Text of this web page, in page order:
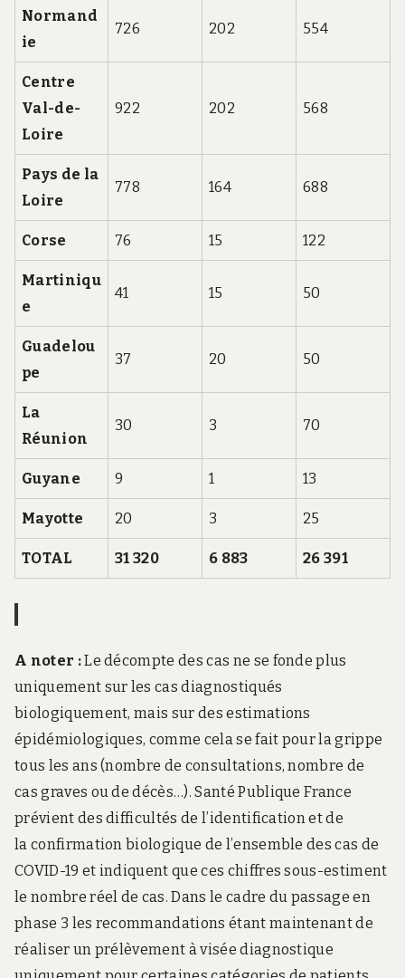
Normand
ie
726 202 554
Centre
Val-de-
Loire
922 202 568
Pays de la
Loire
778 164 688
Corse 76 15 122
Martiniqu
e
41 15 50
Guadelou
pe
37 20 50
La
Réunion
30 3 70
Guyane 9 1 13
Mayotte 20 3 25
TOTAL 31 320 6 883 26 391
A noter :Le décompte des cas ne se fonde plus
uniquement sur les cas diagnostiqués
biologiquement, mais sur des estimations
épidémiologiques, comme cela se fait pour la grippe
tous les ans (nombre de consultations, nombre de
cas graves ou de décès…). Santé Publique France
prévient des difficultés de l’identification et de
la confirmation biologique de l’ensemble des cas de
COVID-19 et indiquent que ces chiffres sous-estiment
le nombre réel de cas. Dans le cadre du passage en
phase 3 les recommandations étant maintenant de
réaliser un prélèvement à visée diagnostique